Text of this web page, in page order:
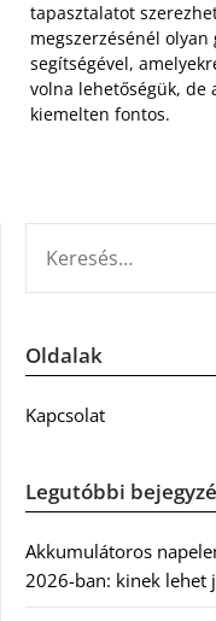
tapasztalatot
megszerzésénél
segítségével,
volna lehetőségük, de
kiemelten fontos.
Oldalak
Kapcsolat
Legutóbbi
Akkumulátoros
2026-ban: kinek lehet